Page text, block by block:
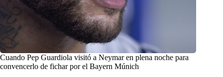
Cuando Pep Guardiola visitó a Neymar en plena noche para
convencerlo de fichar por el Bayern Múnich